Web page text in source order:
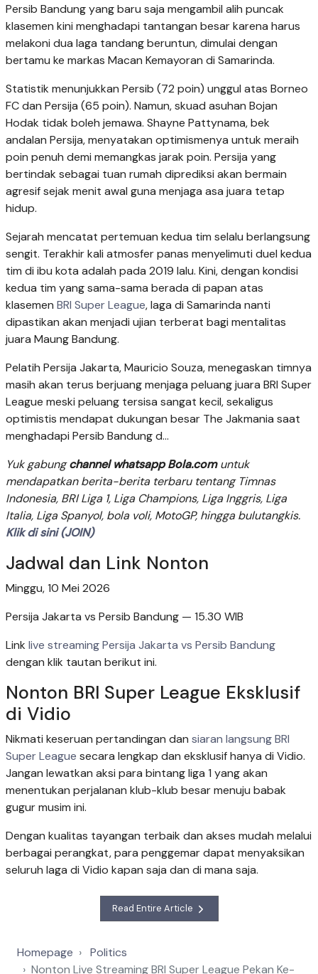
Persib Bandung yang baru saja mengambil alih puncak
klasemen kini menghadapi tantangan besar karena harus
melakoni dua laga tandang beruntun, dimulai dengan
bertamu ke markas Macan Kemayoran di Samarinda.
Statistik menunjukkan Persib (72 poin) unggul atas Borneo
FC dan Persija (65 poin). Namun, skuad asuhan Bojan
Hodak tidak boleh jemawa. Shayne Pattynama, bek
andalan Persija, menyatakan optimismenya untuk meraih
poin penuh demi memangkas jarak poin. Persija yang
bertindak sebagai tuan rumah diprediksi akan bermain
agresif sejak menit awal guna menjaga asa juara tetap
hidup.
Sejarah mencatat pertemuan kedua tim selalu berlangsung
sengit. Terakhir kali atmosfer panas menyelimuti duel kedua
tim di ibu kota adalah pada 2019 lalu. Kini, dengan kondisi
kedua tim yang sama-sama berada di papan atas
klasemen BRI Super League, laga di Samarinda nanti
dipastikan akan menjadi ujian terberat bagi mentalitas
juara Maung Bandung.
Pelatih Persija Jakarta, Mauricio Souza, menegaskan timnya
masih akan terus berjuang menjaga peluang juara BRI Super
League meski peluang tersisa sangat kecil, sekaligus
optimistis mendapat dukungan besar The Jakmania saat
menghadapi Persib Bandung d...
Yuk gabungchannel whatsapp Bola.comuntuk
mendapatkan berita-berita terbaru tentang Timnas
Indonesia, BRI Liga 1, Liga Champions, Liga Inggris, Liga
Italia, Liga Spanyol, bola voli, MotoGP, hingga bulutangkis.
Klik di sini (JOIN)
Jadwal dan Link Nonton
Minggu, 10 Mei 2026
Persija Jakarta vs Persib Bandung — 15.30 WIB
Link live streaming Persija Jakarta vs Persib Bandung
dengan klik tautan berikut ini.
Nonton BRI Super League Eksklusif
di Vidio
Nikmati keseruan pertandingan dan siaran langsung BRI
Super League secara lengkap dan eksklusif hanya di Vidio.
Jangan lewatkan aksi para bintang liga 1 yang akan
menentukan perjalanan klub-klub besar menuju babak
gugur musim ini.
Dengan kualitas tayangan terbaik dan akses mudah melalui
berbagai perangkat, para penggemar dapat menyaksikan
seluruh laga di Vidio kapan saja dan di mana saja.
Read Entire Article
Homepage
Politics
Nonton Live Streaming BRI Super League Pekan Ke-